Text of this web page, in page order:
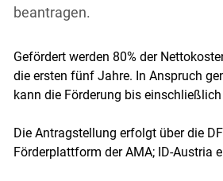
beantragen.
Gefördert werden 80% der
die ersten fünf Jahre. In Anspruch
kann die Förderung bis
Die Antragstellung erfolgt über die
Förderplattform der AMA; ID-Austria